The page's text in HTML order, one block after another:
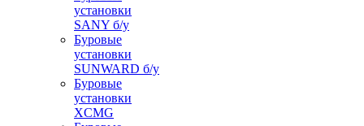
установки
SANY б/у
Буровые
установки
SUNWARD б/у
Буровые
установки
XCMG